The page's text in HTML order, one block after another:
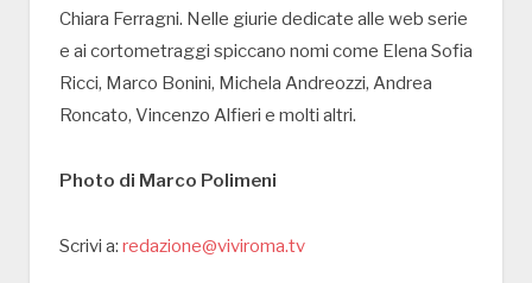
Chiara Ferragni. Nelle giurie dedicate alle web serie
e ai cortometraggi spiccano nomi come Elena Sofia
Ricci, Marco Bonini, Michela Andreozzi, Andrea
Roncato, Vincenzo Alfieri e molti altri.
Photo di Marco Polimeni
Scrivi a: redazione@viviroma.tv